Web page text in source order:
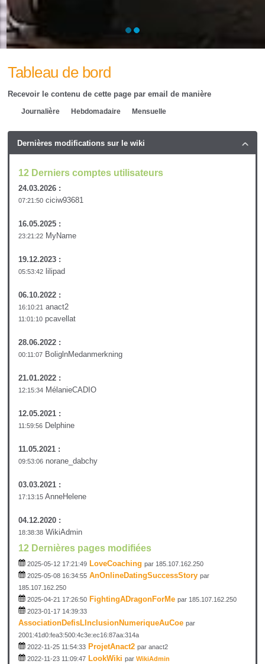
Tableau de bord
Recevoir le contenu de cette page par email de manière
Journalière Hebdomadaire Mensuelle
Dernières modifications sur le wiki
12 Derniers comptes utilisateurs
24.03.2026 :
07:21:50 ciciw93681
16.05.2025 :
23:21:22 MyName
19.12.2023 :
05:53:42 lilipad
06.10.2022 :
16:10:21 anact2
11:01:10 pcavellat
28.06.2022 :
00:11:07 BoliglnMedanmerkning
21.01.2022 :
12:15:34 MélanieCADIO
12.05.2021 :
11:59:56 Delphine
11.05.2021 :
09:53:06 norane_dabchy
03.03.2021 :
17:13:15 AnneHelene
04.12.2020 :
18:38:38 WikiAdmin
12 Dernières pages modifiées
2025-05-12 17:21:49 LoveCoaching par 185.107.162.250
2025-05-08 16:34:55 AnOnlineDatingSuccessStory par
185.107.162.250
2025-04-21 17:26:50 FightingADragonForMe par 185.107.162.250
2023-01-17 14:39:33
AssociationDefisLInclusionNumeriqueAuCoe par
2001:41d0:fea3:500:4c3e:ec16:87aa:314a
2022-11-25 11:54:33 ProjetAnact2 par anact2
2022-11-23 11:09:47 LookWiki par WikiAdmin